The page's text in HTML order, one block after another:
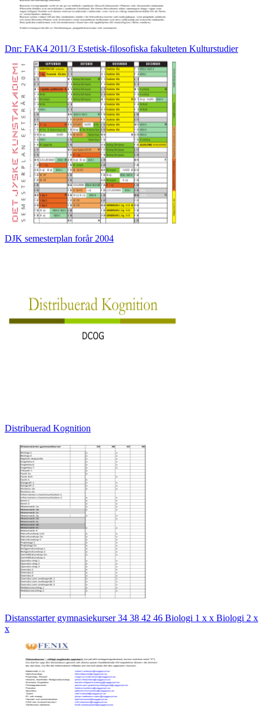
Dnr: FAK4 2011/3 Estetisk-filosofiska fakulteten Kulturstudier
DJK semesterplan forår 2004
Distribuerad Kognition
Distansstarter gymnasiekurser 34 38 42 46 Biologi 1 x x Biologi 2 x
x